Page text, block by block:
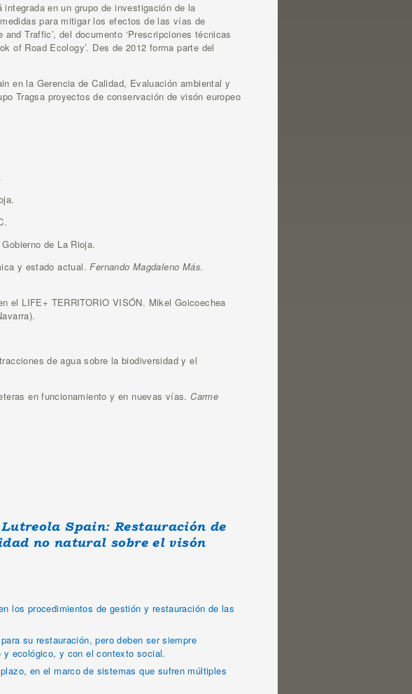
en un grupo de investigación de la
para mitigar los efectos de las vías de
Traffic’, del documento ‘Prescripciones técnicas
of Road Ecology’. Des de 2012 forma parte del
en la Gerencia de Calidad, Evaluación ambiental y
Tragsa proyectos de conservación de visón europeo
Gobierno de La Rioja.
y estado actual.Fernando Magdaleno Más.
el LIFE+ TERRITORIO VISÓN. Mikel Goicoechea
de agua sobre la biodiversidad y el
en funcionamiento y en nuevas vías. Carme
Spain: Restauración de
no natural sobre el visón
los procedimientos de gestión y restauración de las
su restauración, pero deben ser siempre
y ecológico, y con el contexto social.
en el marco de sistemas que sufren múltiples